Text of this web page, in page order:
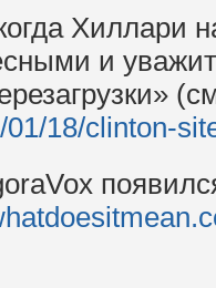
Хиллари
и
18/clinton-